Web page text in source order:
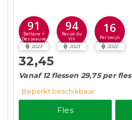
91
Bettane +
Desseauve
2023
94
Revue du
Vin
2023
16
Perswijn
2022
32,45
Vanaf 12 flessen 29,75 per fles
Beperkt beschikbaar
Fles